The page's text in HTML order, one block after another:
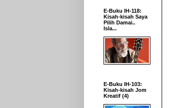
E-Buku IH-118:
Kisah-kisah Saya
Pilih Damai..
Isla...
E-Buku IH-103:
Kisah-kisah Jom
Kreatif (4)